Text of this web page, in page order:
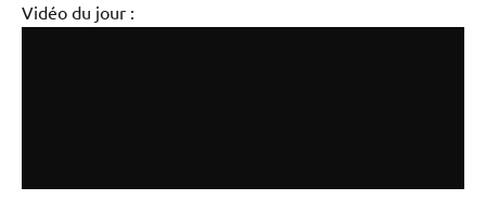
Vidéo du jour :